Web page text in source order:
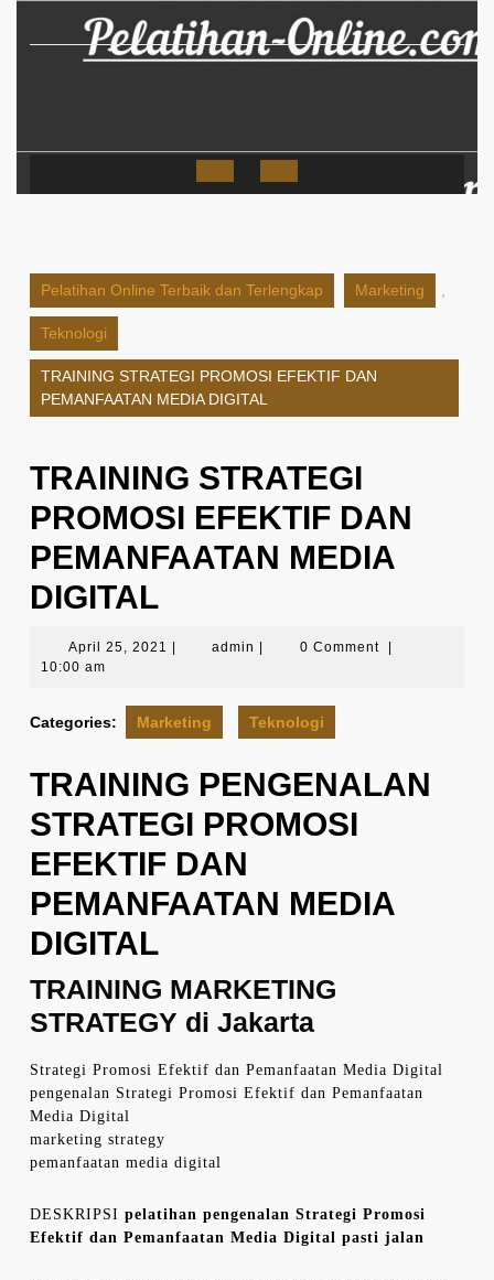
Open
Pelatihan Online Terbaik dan Terlengkap Marketing
Teknologi
TRAINING STRATEGI PROMOSI EFEKTIF DAN
PEMANFAATAN MEDIA DIGITAL
TRAINING STRATEGI
PROMOSI EFEKTIF DAN
PEMANFAATAN MEDIA
DIGITAL
April 25, 2021 April
admin admin 0 Comment
10:00 am
Categories: Marketing Teknologi
TRAINING PENGENALAN
STRATEGI PROMOSI
EFEKTIF DAN
PEMANFAATAN MEDIA
DIGITAL
TRAINING MARKETING
STRATEGY di Jakarta
Strategi Promosi Efektif dan Pemanfaatan Media Digital
pengenalan Strategi Promosi Efektif dan Pemanfaatan
Media Digital
marketing strategy
pemanfaatan media digital
DESKRIPSI pelatihan pengenalan Strategi Promosi
Efektif dan Pemanfaatan Media Digital pasti jalan